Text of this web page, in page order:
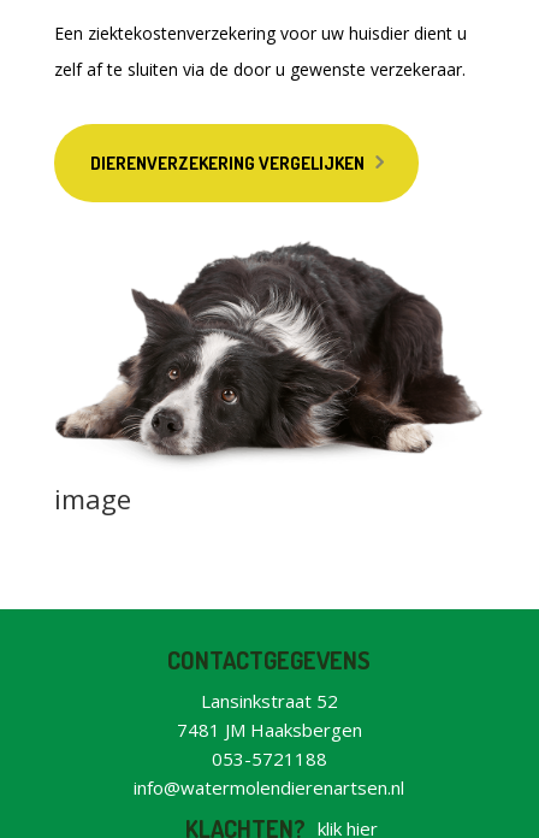
Een ziektekostenverzekering voor uw huisdier dient u
zelf af te sluiten via de door u gewenste verzekeraar.
DIERENVERZEKERING VERGELIJKEN
image
CONTACTGEGEVENS
Lansinkstraat 52
7481 JM Haaksbergen
053-5721188
info@watermolendierenartsen.nl
KLACHTEN? klik hier